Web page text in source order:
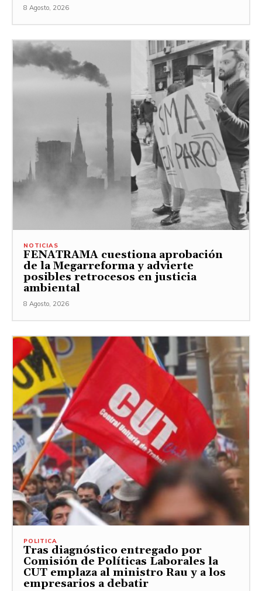
8 Agosto, 2026
NOTICIAS
FENATRAMA cuestiona aprobación
de la Megarreforma y advierte
posibles retrocesos en justicia
ambiental
8 Agosto, 2026
POLITICA
Tras diagnóstico entregado por
Comisión de Políticas Laborales la
CUT emplaza al ministro Rau y a los
empresarios a debatir